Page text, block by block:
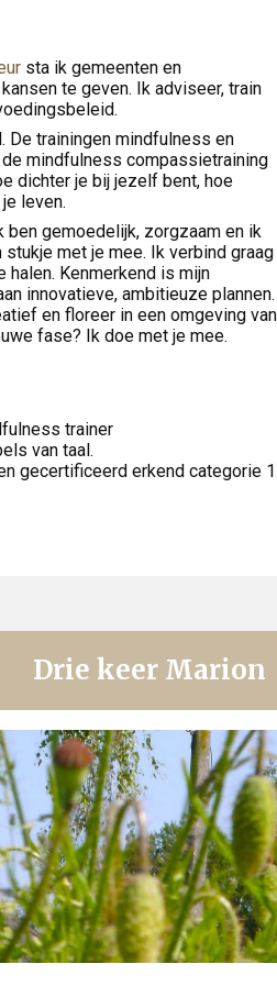
sta ik gemeenten en
te geven. Ik adviseer, train
trainingen mindfulness en
mindfulness compassietraining
dichter je bij jezelf bent, hoe
leven.
gemoedelijk, zorgzaam en ik
met je mee. Ik verbind graag
Kenmerkend is mijn
innovatieve, ambitieuze plannen.
en floreer in een omgeving van
fase? Ik doe met je mee.
trainer
van taal.
gecertificeerd erkend categorie 1
Drie keer Marion